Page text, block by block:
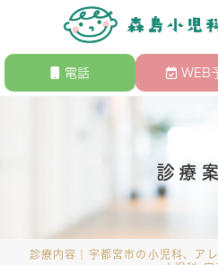
診療
診療内容｜宇都宮市の小児科、ア
電話 WEB